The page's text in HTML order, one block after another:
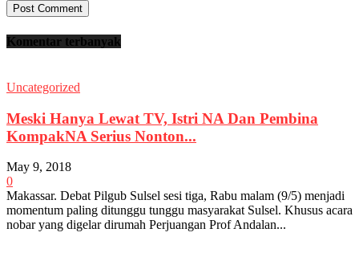
Komentar terbanyak
Uncategorized
Meski Hanya Lewat TV, Istri NA Dan Pembina
KompakNA Serius Nonton...
May 9, 2018
0
Makassar. Debat Pilgub Sulsel sesi tiga, Rabu malam (9/5) menjadi
momentum paling ditunggu tunggu masyarakat Sulsel. Khusus acara
nobar yang digelar dirumah Perjuangan Prof Andalan...